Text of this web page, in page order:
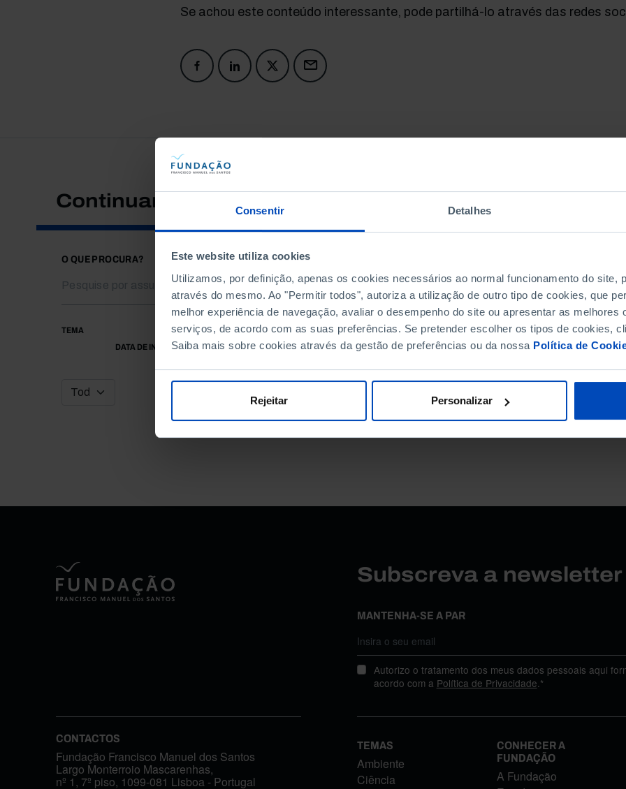
Consentir Detalhes
Este website utiliza cookies
Utilizamos, por definição, apenas os cookies necessários ao normal funcionamento do site,
através do mesmo. Ao "Permitir todos", autoriza a utilização de outro tipo de cookies, que
melhor experiência de navegação, avaliar o desempenho do site ou apresentar as melhores
serviços, de acordo com as suas preferências. Se pretender escolher os tipos de cookies,
Saiba mais sobre cookies através da gestão de preferências ou da nossa Política de
Rejeitar Personalizar
Se achou este conteúdo interessante, pode partilhá-lo através das redes
Continuar a pesquisar
O QUE PROCURA?
TEMA
DATA DE INÍCIO
DATA DE FIM
Subscreva a
MANTENHA-SE A PAR
Autorizo o tratamento dos meus dados pessoais aqui
acordo com a Política de Privacidade.*
CONTACTOS
Fundação Francisco Manuel dos Santos
Largo Monterroio Mascarenhas,
nº 1, 7º piso, 1099-081 Lisboa - Portugal
TEMAS
Ambiente
Ciência
CONHECER A
FUNDAÇÃO
A Fundação